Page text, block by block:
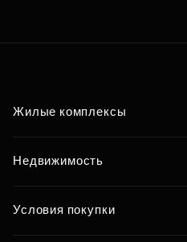
Жилые комплексы
Недвижимость
Условия покупки